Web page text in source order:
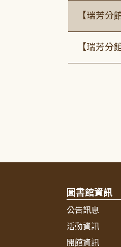
【瑞芳分
【瑞芳分
圖書館資訊
公告訊息
活動資訊
開館資訊